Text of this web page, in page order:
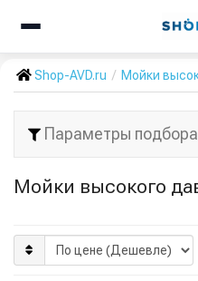
Shop-AVD.ru Мойки
Параметры подбора
Мойки высокого